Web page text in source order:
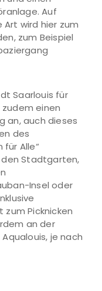
Auf
wird hier zum
zum Beispiel
Saarlouis für
einen
an, auch dieses
des
für Alle“
Stadtgarten,
Insel oder
Picknicken
an der
je nach